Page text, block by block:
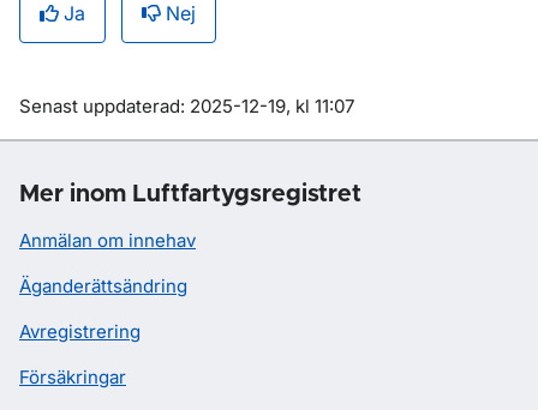
Ja Nej
Om sidan
Senast uppdaterad: 2025-12-19, kl 11:07
Mer inom Luftfartygsregistret
Anmälan om innehav
Äganderättsändring
Avregistrering
Försäkringar